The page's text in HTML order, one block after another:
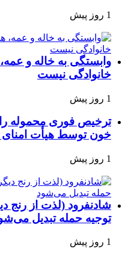
1 روز پیش
وابستگی به خاله و
خانوادگی نیست
1 روز پیش
ترخیص فوری محموله
خون توسط هیأت
1 روز پیش
شادنفرود (لذت از رنج
توجیه حمله تبدیل
1 روز پیش